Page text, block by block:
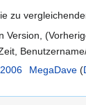
zu
Version,
MegaDave